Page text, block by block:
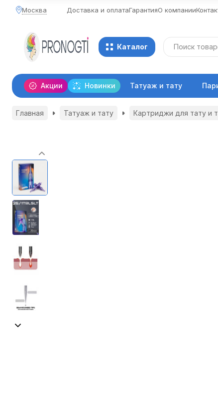
Москва Доставка и оплатаГарантияО компании
Каталог
Акции Новинки Татуаж и тату
Главная Татуаж и тату Картриджи для тату и